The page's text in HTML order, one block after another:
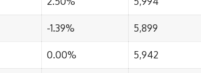
-1.39% 5,899
0.00% 5,942